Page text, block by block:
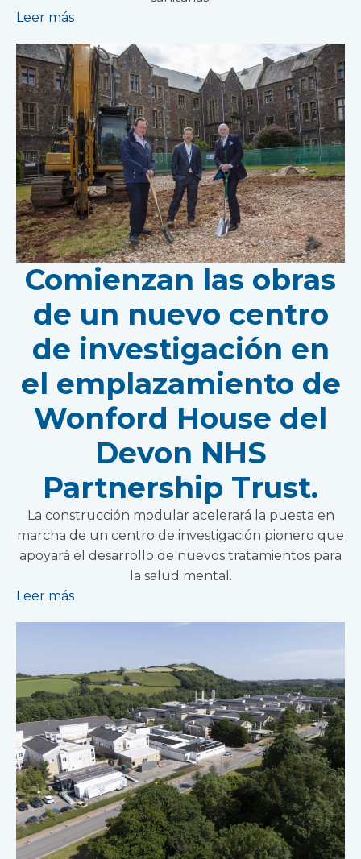
Leer más
Comienzan las obras
de un nuevo centro
de investigación en
el emplazamiento de
Wonford House del
Devon NHS
Partnership Trust.
La construcción modular acelerará la puesta en
marcha de un centro de investigación pionero que
apoyará el desarrollo de nuevos tratamientos para
la salud mental.
Leer más